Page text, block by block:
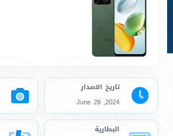
تاريخ الاصدار
2024, June 28
البطارية